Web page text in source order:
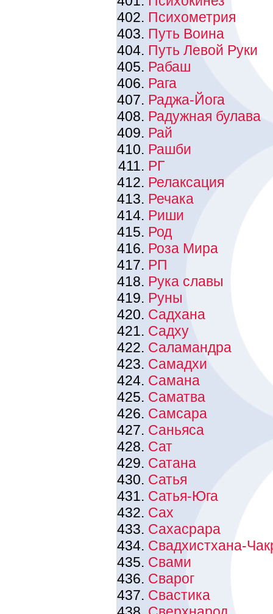
Психометрия
Путь Воина
Путь Левой Руки
Рабаш
Рага
Раджа-Йога
Радужная булава
Рай
Рашби
РГ
Релаксация
Речака
Риши
Род
Роза Мира
РП
Рука славы
Руны
Садхана
Садху
Саламандра
Самадхи
Самана
Саматва
Самсара
Саньяса
Сат
Сатана
Сатья
Сатья-Юга
Сах
Сахасрара
Свадхистхана-
Свами
Сварог
Свастика